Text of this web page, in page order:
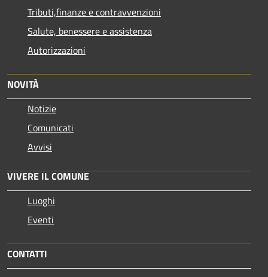
Tributi,finanze e contravvenzioni
Salute, benessere e assistenza
Autorizzazioni
NOVITÀ
Notizie
Comunicati
Avvisi
VIVERE IL COMUNE
Luoghi
Eventi
CONTATTI